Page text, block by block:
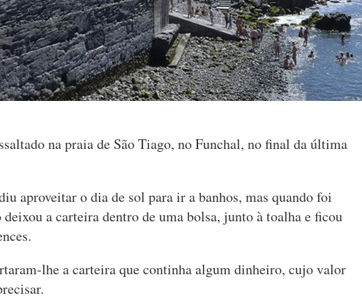
na praia de São Tiago, no Funchal, no final da última
aproveitar o dia de sol para ir a banhos, mas quando foi
a carteira dentro de uma bolsa, junto à toalha e ficou
lhe a carteira que continha algum dinheiro, cujo valor